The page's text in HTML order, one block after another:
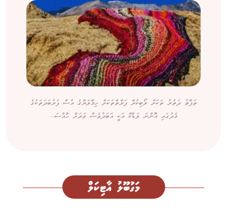
ތަފާތު ދަތުރު ތަކަށް ލޯބިކުރާ ފަރާތްތަކަށް ހިމާލަޔާގެ އުސް ފަރުބަދަތަކުގެ
މެދުގައި އޮންނަ ލަޑާކް އަކީ އަބަދުވެސް ވަރަށް ހާއްސަ...
މަގުބޫލު އާޓިކަލް